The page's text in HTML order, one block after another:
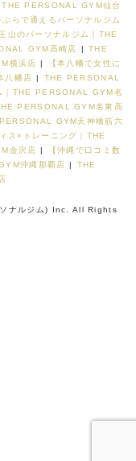
THE PERSONAL GYM仙台
らで通えるパーソナルジム
山のパーソナルジム｜THE
GYM高崎店
THE
横浜店
【本八幡で女性に
八幡店
THE PERSONAL
｜THE PERSONAL GYM名
PERSONAL GYM名東高
GYM天神橋筋六
ス×トレーニング｜THE
金沢店
【沖縄で口コミ数
沖縄那覇店
THE
ナルジム) Inc. All Rights